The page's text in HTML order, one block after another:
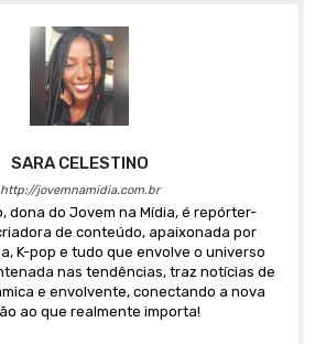
SARA CELESTINO
http://jovemnamidia.com.br
dona do Jovem na Mídia, é repórter-
de conteúdo, apaixonada por
K-pop e tudo que envolve o universo
nas tendências, traz notícias de
e envolvente, conectando a nova
ao que realmente importa!